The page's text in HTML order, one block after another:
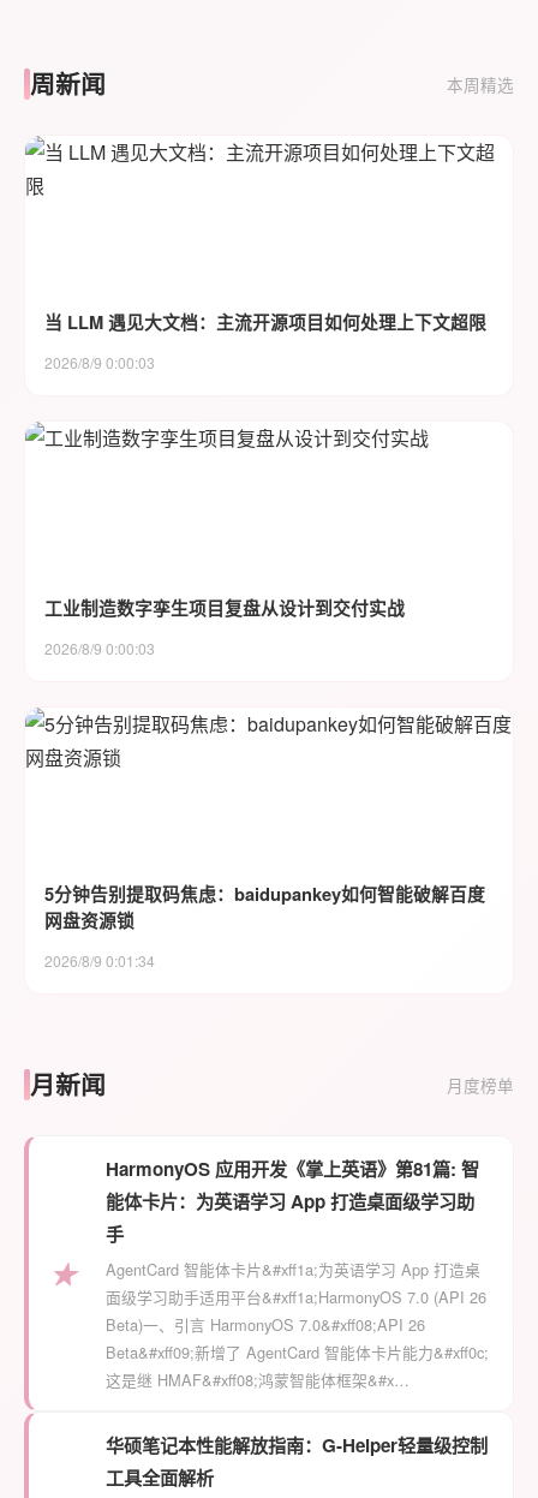
周新闻 本周精选
当 LLM 遇见大文档：主流开源项目如何处理上下文超限
2026/8/9 0:00:03
工业制造数字孪生项目复盘从设计到交付实战
2026/8/9 0:00:03
5分钟告别提取码焦虑：baidupankey如何智能破解百度
网盘资源锁
2026/8/9 0:01:34
月新闻 月度榜单
★
HarmonyOS 应用开发《掌上英语》第81篇: 智
能体卡片：为英语学习 App 打造桌面级学习助
手
AgentCard 智能体卡片&#xff1a;为英语学习 App 打造桌
面级学习助手适用平台&#xff1a;HarmonyOS 7.0 (API 26
Beta)一、引言 HarmonyOS 7.0&#xff08;API 26
Beta&#xff09;新增了 AgentCard 智能体卡片能力&#xff0c;
这是继 HMAF&#xff08;鸿蒙智能体框架&#x…
华硕笔记本性能解放指南：G-Helper轻量级控制
工具全面解析